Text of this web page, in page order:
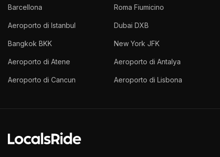
Barcellona Roma Fiumicino
Aeroporto di Istanbul Dubai DXB
Bangkok BKK New York JFK
Aeroporto di Atene Aeroporto di Antalya
Aeroporto di Cancun Aeroporto di Lisbona